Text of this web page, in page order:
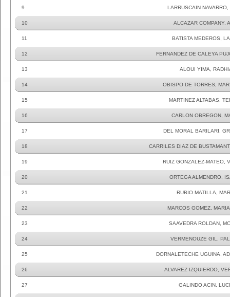
9 LARRUSCAIN NAVARRO,
10 ALCAZAR COMPANY,
11 BATISTA MEDEROS,
12 FERNANDEZ DE CALEYA
13 ALOUI YIMA,
14 OBISPO DE TORRES,
15 MARTINEZ ALTABAS,
16 CARLON OBREGON,
17 DEL MORAL BARILARI,
18 CARRILES DIAZ DE
19 RUIZ GONZALEZ-MATEO,
20 ORTEGA ALMENDRO,
21 RUBIO MATILLA,
22 MARCOS GOMEZ,
23 SAAVEDRA ROLDAN,
24 VERMENOUZE GIL,
25 DORNALETECHE UGUINA,
26 ALVAREZ IZQUIERDO,
27 GALINDO ACIN,